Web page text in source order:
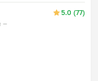
5.0 (77)
—